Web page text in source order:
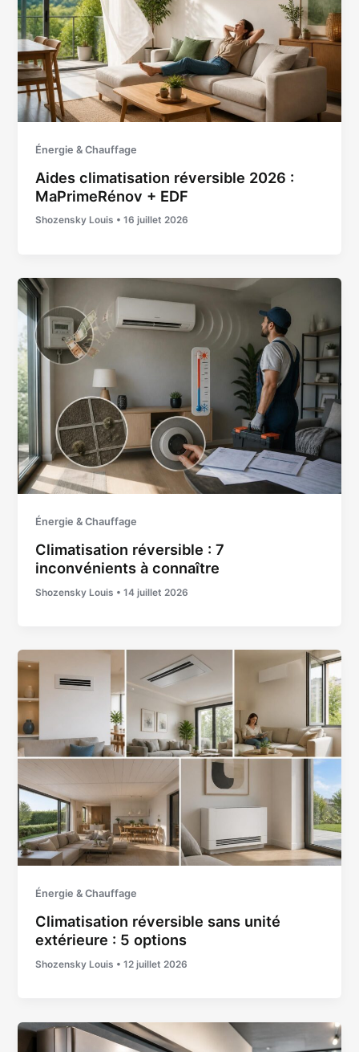
Énergie & Chauffage
Aides climatisation réversible 2026 :
MaPrimeRénov + EDF
Shozensky Louis •16 juillet 2026
Énergie & Chauffage
Climatisation réversible : 7
inconvénients à connaître
Shozensky Louis •14 juillet 2026
Énergie & Chauffage
Climatisation réversible sans unité
extérieure : 5 options
Shozensky Louis •12 juillet 2026